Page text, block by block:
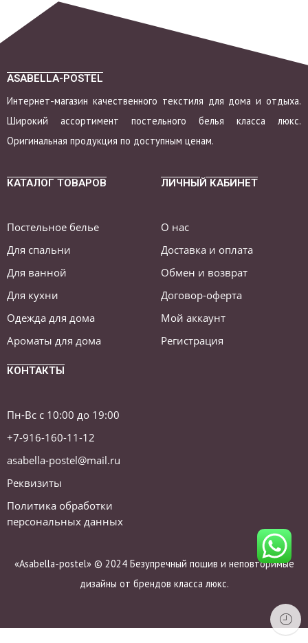
ASABELLA-POSTEL
Интернет-магазин качественного текстиля для дома и отдыха.
Широкий ассортимент постельного белья класса люкс.
Оригинальная продукция по доступным ценам.
КАТАЛОГ ТОВАРОВ
Постельное белье
Для спальни
Для ванной
Для кухни
Одежда для дома
Ароматы для дома
ЛИЧНЫЙ КАБИНЕТ
О нас
Доставка и оплата
Обмен и возврат
Договор-оферта
Мой аккаунт
Регистрация
КОНТАКТЫ
Пн-Вс с 10:00 до 19:00
+7-916-160-11-12
asabella-postel@mail.ru
Реквизиты
Политика обработки
персональных данных
«Asabella-postel» © 2024 Безупречный пошив и неповторимые
дизайны от брендов класса люкс.